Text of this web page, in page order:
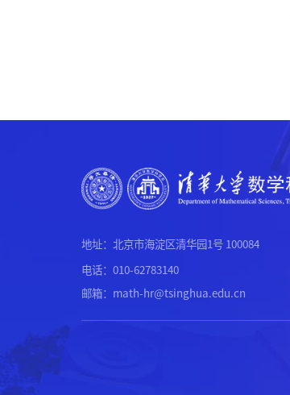
地址：北京市海淀区清华园1号 100084
电话：010-62783140
邮箱：math-hr@tsinghua.edu.cn